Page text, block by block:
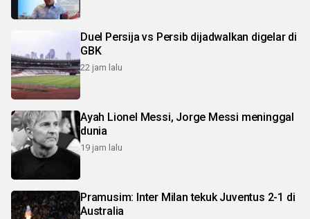
Duel Persija vs Persib dijadwalkan digelar di
GBK
22 jam lalu
Ayah Lionel Messi, Jorge Messi meninggal
dunia
19 jam lalu
Pramusim: Inter Milan tekuk Juventus 2-1 di
Australia